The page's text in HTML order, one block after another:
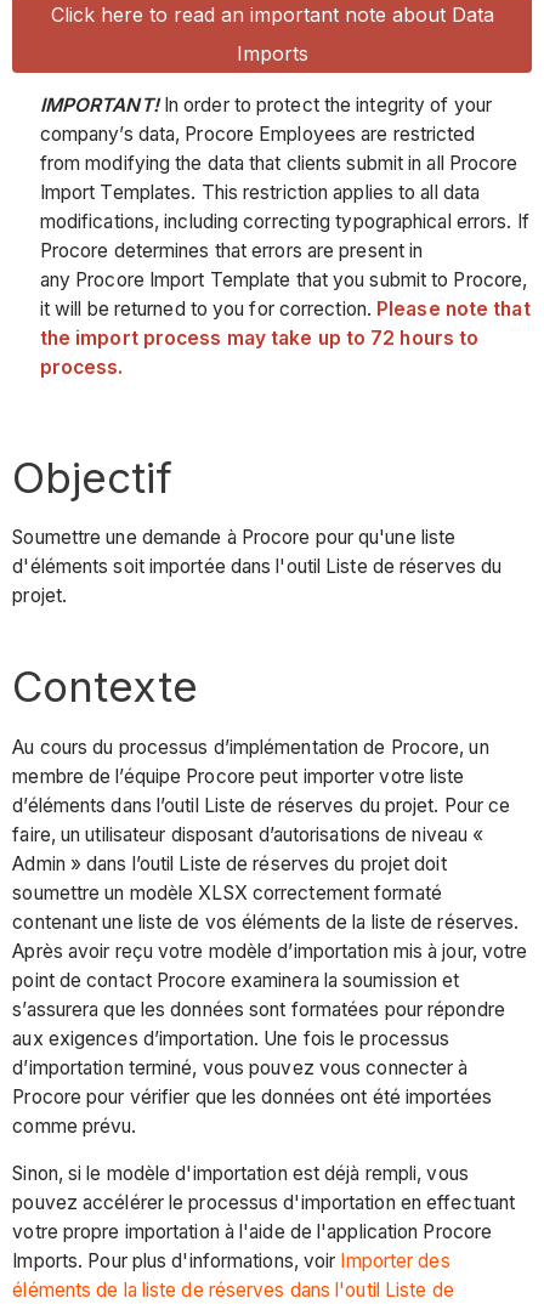
Click here to read an important note about Data
Imports
IMPORTANT! In order to protect the integrity of your
company’s data, Procore Employees are restricted
from modifying the data that clients submit in all Procore
Import Templates. This restriction applies to all data
modifications, including correcting typographical errors. If
Procore determines that errors are present in
any Procore Import Template that you submit to Procore,
it will be returned to you for correction. Please note that
the import process may take up to 72 hours to
process.
Objectif
Soumettre une demande à Procore pour qu'une liste
d'éléments soit importée dans l'outil Liste de réserves du
projet.
Contexte
Au cours du processus d’implémentation de Procore, un
membre de l’équipe Procore peut importer votre liste
d’éléments dans l’outil Liste de réserves du projet. Pour ce
faire, un utilisateur disposant d’autorisations de niveau «
Admin » dans l’outil Liste de réserves du projet doit
soumettre un modèle XLSX correctement formaté
contenant une liste de vos éléments de la liste de réserves.
Après avoir reçu votre modèle d’importation mis à jour, votre
point de contact Procore examinera la soumission et
s’assurera que les données sont formatées pour répondre
aux exigences d’importation. Une fois le processus
d’importation terminé, vous pouvez vous connecter à
Procore pour vérifier que les données ont été importées
comme prévu.
Sinon, si le modèle d'importation est déjà rempli, vous
pouvez accélérer le processus d'importation en effectuant
votre propre importation à l'aide de l'application Procore
Imports. Pour plus d'informations, voir Importer des
éléments de la liste de réserves dans l'outil Liste de